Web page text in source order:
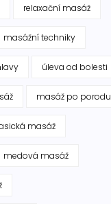
relaxační masáž
masážní techniky
úleva od bolesti
masáž po porodu
masáž
medová masáž